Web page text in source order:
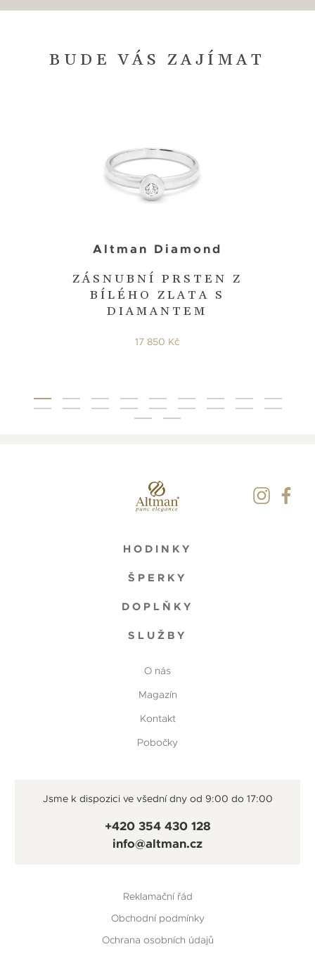
BUDE VÁS ZAJÍMAT
ZÁSNUBNÍ PRSTEN Z
BÍLÉHO ZLATA S
DIAMANTEM
Altman Diamond
17 850 Kč
HODINKY
ŠPERKY
DOPLŇKY
SLUŽBY
O nás
Magazín
Kontakt
Pobočky
Jsme k dispozici ve všední dny od 9:00 do 17:00
+420 354 430 128
info@altman.cz
Reklamační řád
Obchodní podmínky
Ochrana osobních údajů